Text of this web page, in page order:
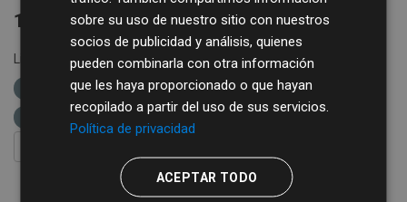
1 conjunto de datos encontrado
Licencias: Creative Commons Attribution 4.0
Formatos:
Grupos: Comercio
Organizaciones:
Diputación de Salamanca
sobre su uso de nuestro sitio con nuestros
socios de publicidad y análisis, quienes
pueden combinarla con otra información
que les haya proporcionado o que hayan
recopilado a partir del uso de sus servicios.
Política de privacidad
ACEPTAR TODO